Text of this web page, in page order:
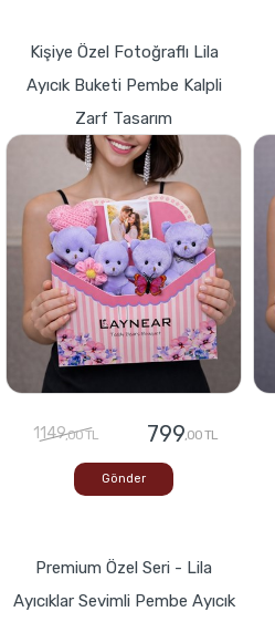
Kişiye Özel Fotoğraflı Lila
Ayıcık Buketi Pembe Kalpli
Zarf Tasarım
1149,00 TL 799,00 TL
Gönder
Premium Özel Seri - Lila
Ayıcıklar Sevimli Pembe Ayıcık